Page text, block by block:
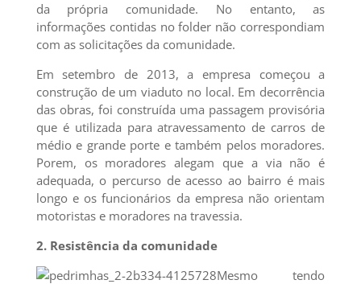
da própria comunidade. No entanto, as
informações contidas no folder não correspondiam
com as solicitações da comunidade.
Em setembro de 2013, a empresa começou a
construção de um viaduto no local. Em decorrência
das obras, foi construída uma passagem provisória
que é utilizada para atravessamento de carros de
médio e grande porte e também pelos moradores.
Porem, os moradores alegam que a via não é
adequada, o percurso de acesso ao bairro é mais
longo e os funcionários da empresa não orientam
motoristas e moradores na travessia.
2. Resistência da comunidade
Mesmo tendo